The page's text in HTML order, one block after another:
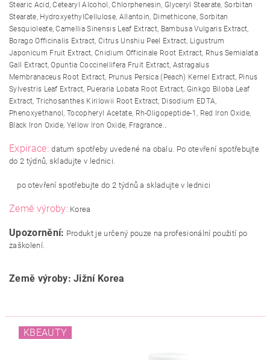
Stearic Acid, Cetearyl Alcohol, Chlorphenesin, Glyceryl Stearate, Sorbitan
Stearate, HydroxyethylCellulose, Allantoin, Dimethicone, Sorbitan
Sesquioleate, Camellia Sinensis Leaf Extract, Bambusa Vulgaris Extract,
Borago Officinalis Extract, Citrus Unshiu Peel Extract, Ligustrum
Japonicum Fruit Extract, Cnidium Officinale Root Extract, Rhus Semialata
Gall Extract, Opuntia Coccinellifera Fruit Extract, Astragalus
Membranaceus Root Extract, Prunus Persica (Peach) Kernel Extract, Pinus
Sylvestris Leaf Extract, Pueraria Lobata Root Extract, Ginkgo Biloba Leaf
Extract, Trichosanthes Kirilowii Root Extract, Disodium EDTA,
Phenoxyethanol, Tocopheryl Acetate, Rh-Oligopeptide-1, Red Iron Oxide,
Black Iron Oxide, Yellow Iron Oxide, Fragrance..
Expirace:datum spotřeby uvedené na obalu. Po otevření spotřebujte
do 2 týdnů, skladujte v lednici.
po otevření spotřebujte do 2 týdnů a skladujte v lednici
Země výroby:Korea
Upozornění: Produkt je určený pouze na profesionální použití po
zaškolení.
Země výroby: Jižní Korea
KBEAUTY